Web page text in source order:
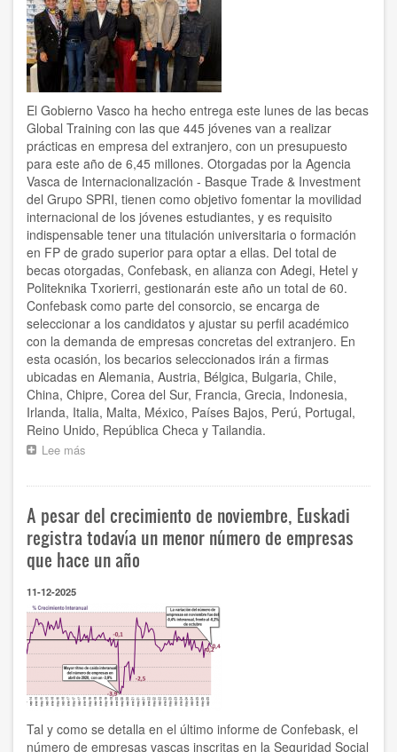
uno
de
los
ordenadores
cuánticos
más
potentes
del
mundo
El Gobierno Vasco ha hecho entrega este lunes de las becas
Global Training con las que 445 jóvenes van a realizar
prácticas en empresa del extranjero, con un presupuesto
para este año de 6,45 millones. Otorgadas por la Agencia
Vasca de Internacionalización - Basque Trade & Investment
del Grupo SPRI, tienen como objetivo fomentar la movilidad
internacional de los jóvenes estudiantes, y es requisito
indispensable tener una titulación universitaria o formación
en FP de grado superior para optar a ellas. Del total de
becas otorgadas, Confebask, en alianza con Adegi, Hetel y
Politeknika Txorierri, gestionarán este año un total de 60.
Confebask como parte del consorcio, se encarga de
seleccionar a los candidatos y ajustar su perfil académico
con la demanda de empresas concretas del extranjero. En
esta ocasión, los becarios seleccionados irán a firmas
ubicadas en Alemania, Austria, Bélgica, Bulgaria, Chile,
China, Chipre, Corea del Sur, Francia, Grecia, Indonesia,
Irlanda, Italia, Malta, México, Países Bajos, Perú, Portugal,
Reino Unido, República Checa y Tailandia.
Lee más
Confebask
y
su
consorcio
proyección
internacional
del
talento
joven
vasco
A pesar del crecimiento de noviembre, Euskadi
registra todavía un menor número de empresas
que hace un año
11-12-2025
Tal y como se detalla en el último informe de Confebask, el
número de empresas vascas inscritas en la Seguridad Social